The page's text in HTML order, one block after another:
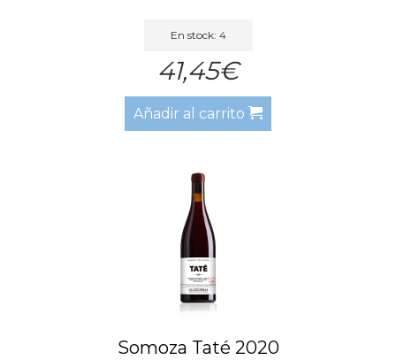
En stock: 4
41,45€
Añadir al carrito
Somoza Taté 2020